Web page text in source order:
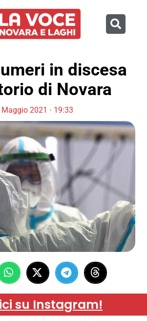
in discesa
di Novara
Maggio 2021 19:33
su Instagram!